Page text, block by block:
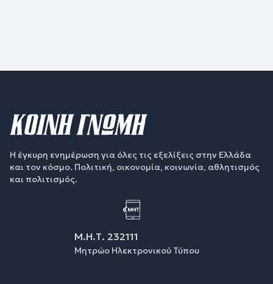
Η έγκυρη ενημέρωση για όλες τις εξελίξεις στην Ελλάδα
και τον κόσμο. Πολιτική, οικονομία, κοινωνία, αθλητισμός
και πολιτισμός.
Μ.Η.Τ. 232111
Μητρώο Ηλεκτρονικού Τύπου